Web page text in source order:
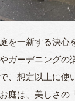
を一新する決心
ガーデニングの
、想定以上に使
庭は、美しさの